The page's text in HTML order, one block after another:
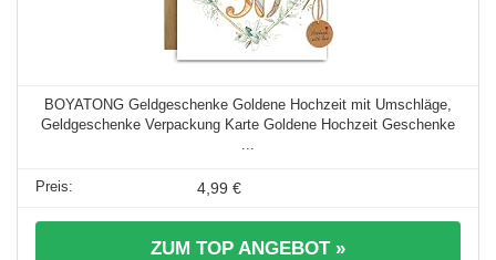
BOYATONG Geldgeschenke Goldene Hochzeit mit Umschläge,
Geldgeschenke Verpackung Karte Goldene Hochzeit Geschenke
...
4,99 €
ZUM TOP ANGEBOT »